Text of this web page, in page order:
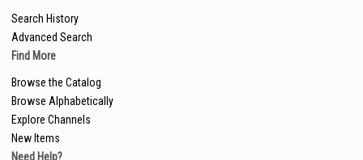
Search History
Advanced Search
Find More
Browse the Catalog
Browse Alphabetically
Explore Channels
New Items
Need Help?